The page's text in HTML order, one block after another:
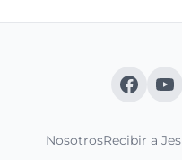
NosotrosRecibir a